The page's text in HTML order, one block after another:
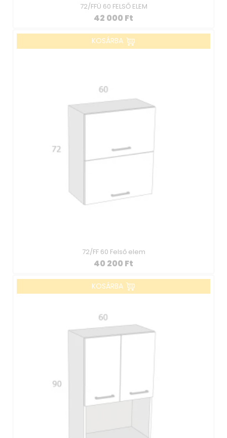
72/FFÜ 60 FELSŐ ELEM
42 000 Ft
KOSÁRBA
72/FF 60 Felső elem
40 200 Ft
KOSÁRBA